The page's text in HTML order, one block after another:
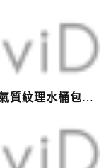
】＊艾美時尚(現+預)